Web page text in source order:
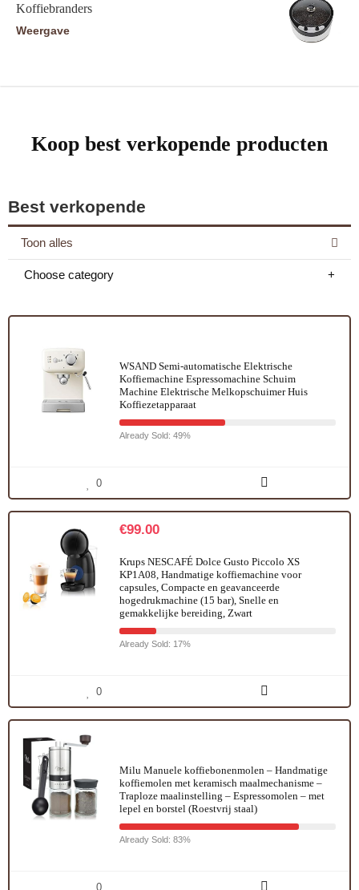
Koffiebranders
Weergave
Koop best verkopende producten
Best verkopende
Toon alles
Choose category
WSAND Semi-automatische Elektrische
Koffiemachine Espressomachine Schuim
Machine Elektrische Melkopschuimer Huis
Koffiezetapparaat
Already Sold: 49%
0
€99.00
Krups NESCAFÉ Dolce Gusto Piccolo XS
KP1A08, Handmatige koffiemachine voor
capsules, Compacte en geavanceerde
hogedrukmachine (15 bar), Snelle en
gemakkelijke bereiding, Zwart
Already Sold: 17%
0
Milu Manuele koffiebonenmolen – Handmatige
koffiemolen met keramisch maalmechanisme –
Traploze maalinstelling – Espressomolen – met
lepel en borstel (Roestvrij staal)
Already Sold: 83%
0